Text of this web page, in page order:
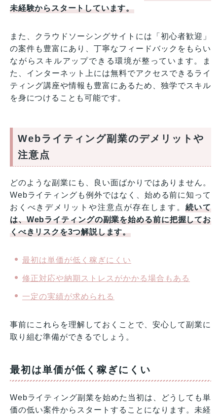
未経験からスタートしています。
また、クラウドソーシングサイトには「初心者歓迎」
の案件も豊富にあり、丁寧なフィードバックをもらい
ながらスキルアップできる環境が整っています。ま
た、インターネット上には無料でアクセスできるライ
ティング講座や情報も豊富にあるため、独学でスキル
を身につけることも可能です。
Webライティング副業のデメリットや
注意点
どのような副業にも、良い面ばかりではありません。
Webライティングも例外ではなく、始める前に知って
おくべきデメリットや注意点が存在します。 続いて
は、Webライティングの副業を始める前に把握してお
くべきリスクを3つ解説します。
最初は単価が低く稼ぎにくい
修正対応や納期ストレスがかかる場合もある
一定の実績が求められる
事前にこれらを理解しておくことで、安心して副業に
取り組む準備ができるでしょう。
最初は単価が低く稼ぎにくい
Webライティング副業を始めた当初は、どうしても単
価の低い案件からスタートすることになります。未経